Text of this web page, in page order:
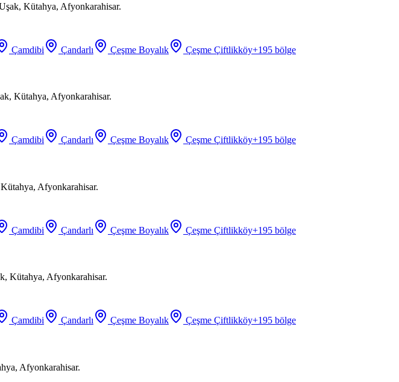
Kütahya, Afyonkarahisar.
Çamdibi Çandarlı Çeşme Boyalık Çeşme Çiftlikköy+195 bölge
Kütahya, Afyonkarahisar.
Çamdibi Çandarlı Çeşme Boyalık Çeşme Çiftlikköy+195 bölge
Afyonkarahisar.
Çamdibi Çandarlı Çeşme Boyalık Çeşme Çiftlikköy+195 bölge
Kütahya, Afyonkarahisar.
Çamdibi Çandarlı Çeşme Boyalık Çeşme Çiftlikköy+195 bölge
Afyonkarahisar.